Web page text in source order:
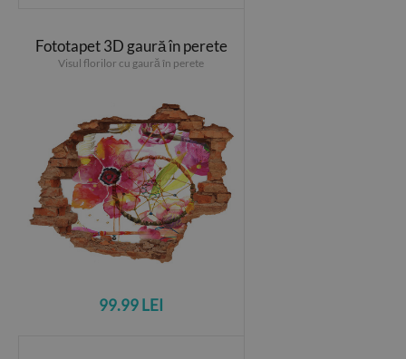
Fototapet 3D gaură în perete
Visul florilor cu gaură în perete
99.99 LEI